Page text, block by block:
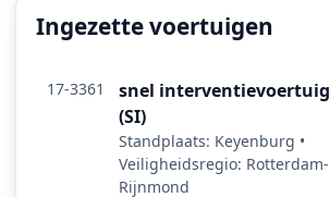
Ingezette voertuigen
17-3361
snel interventievoertuig
(SI)
Standplaats: Keyenburg •
Veiligheidsregio: Rotterdam-
Rijnmond